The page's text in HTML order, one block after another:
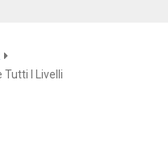
Tutti I Livelli